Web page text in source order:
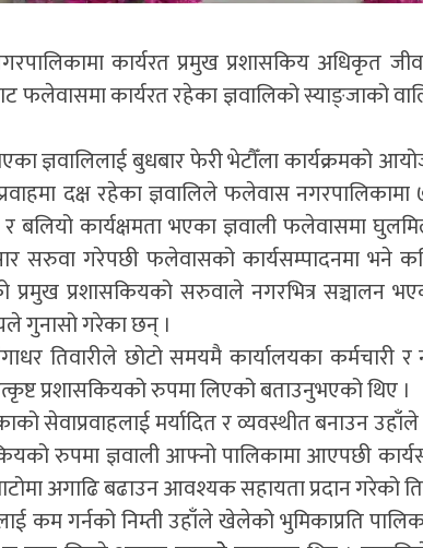
कार्यरत प्रमुख प्रशासकिय अधिकृत
फलेवासमा कार्यरत रहेका ज्ञवालिको स्याङ्जाको
ज्ञवालिलाई बुधबार फेरी भेटौँला कार्यक्रमको
दक्ष रहेका ज्ञवालिले फलेवास
र बलियो कार्यक्षमता भएका ज्ञवाली फलेवासमा
सरुवा गरेपछी फलेवासको कार्यसम्पादनमा भने
प्रमुख प्रशासकियको सरुवाले नगरभित्र सञ्चालन
गुनासो गरेका छन् ।
तिवारीले छोटो समयमै कार्यालयका
प्रशासकियको रुपमा लिएको बताउनुभएको थिए ।
सेवाप्रवाहलाई मर्यादित र व्यवस्थीत बनाउन
रुपमा ज्ञवाली आफ्नो पालिकामा आएपछी
अगाढि बढाउन आवश्यक सहायता प्रदान गरेको
कम गर्नको निम्ती उहाँले खेलेको भुमिकाप्रति